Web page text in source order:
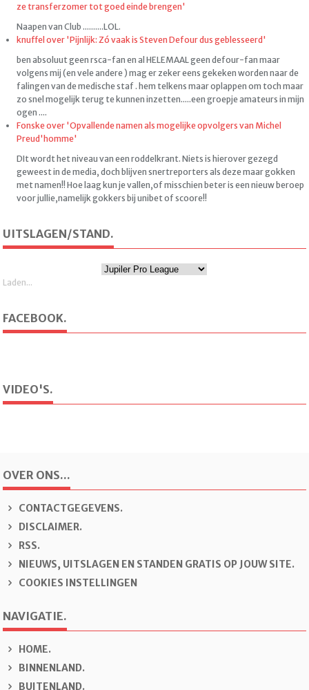
ze transferzomer tot goed einde brengen'
Naapen van Club ..........LOL.
knuffel over 'Pijnlijk: Zó vaak is Steven Defour dus geblesseerd'
ben absoluut geen rsca-fan en al HELEMAAL geen defour-fan maar
volgens mij (en vele andere ) mag er zeker eens gekeken worden naar de
falingen van de medische staf . hem telkens maar oplappen om toch maar
zo snel mogelijk terug te kunnen inzetten.....een groepje amateurs in mijn
ogen ....
Fonske over 'Opvallende namen als mogelijke opvolgers van Michel
Preud'homme'
DIt wordt het niveau van een roddelkrant. Niets is hierover gezegd
geweest in de media, doch blijven snertreporters als deze maar gokken
met namen!! Hoe laag kun je vallen,of misschien beter is een nieuw beroep
voor jullie,namelijk gokkers bij unibet of scoore!!
UITSLAGEN/STAND.
Laden...
FACEBOOK.
VIDEO'S.
OVER ONS...
CONTACTGEGEVENS.
DISCLAIMER.
RSS.
NIEUWS, UITSLAGEN EN STANDEN GRATIS OP JOUW SITE.
COOKIES INSTELLINGEN
NAVIGATIE.
H OME.
B INNENLAND.
BU ITENLAND.